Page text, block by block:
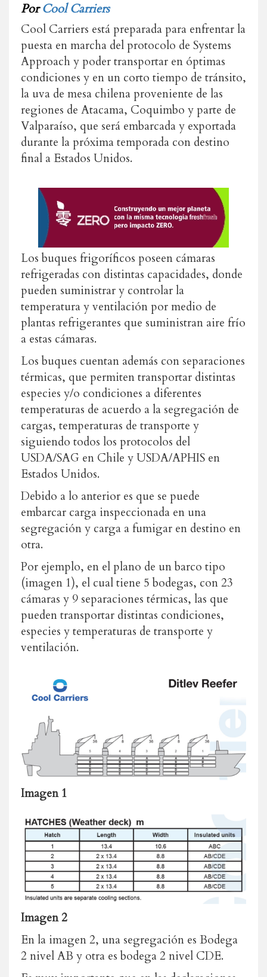
PorCool Carriers
Cool Carriers está preparada para enfrentar la
puesta en marcha del protocolo de Systems
Approach y poder transportar en óptimas
condiciones y en un corto tiempo de tránsito,
la uva de mesa chilena proveniente de las
regiones de Atacama, Coquimbo y parte de
Valparaíso, que será embarcada y exportada
durante la próxima temporada con destino
final a Estados Unidos.
Los buques frigoríficos poseen cámaras
refrigeradas con distintas capacidades, donde
pueden suministrar y controlar la
temperatura y ventilación por medio de
plantas refrigerantes que suministran aire frío
a estas cámaras.
Los buques cuentan además con separaciones
térmicas, que permiten transportar distintas
especies y/o condiciones a diferentes
temperaturas de acuerdo a la segregación de
cargas, temperaturas de transporte y
siguiendo todos los protocolos del
USDA/SAG en Chile y USDA/APHIS en
Estados Unidos.
Debido a lo anterior es que se puede
embarcar carga inspeccionada en una
segregación y carga a fumigar en destino en
otra.
Por ejemplo, en el plano de un barco tipo
(imagen 1), el cual tiene 5 bodegas, con 23
cámaras y 9 separaciones térmicas, las que
pueden transportar distintas condiciones,
especies y temperaturas de transporte y
ventilación.
Imagen 1
Imagen 2
En la imagen 2, una segregación es Bodega
2 nivel AB y otra es bodega 2 nivel CDE.